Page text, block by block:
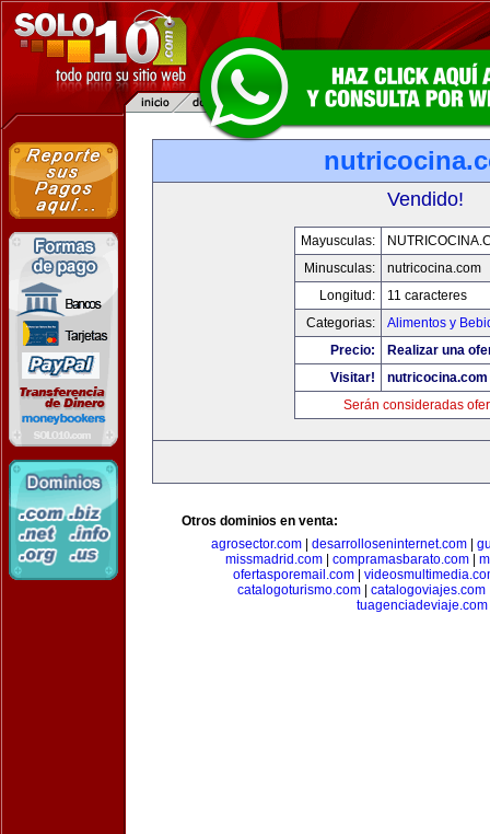
Vendido!
Mayusculas:
Minusculas:
nutricocina.com
Longitud:
11 caracteres
Categorias:
Alimentos y
Precio:
Realizar una
Visitar!
nutricocina.com
Serán consideradas
Otros dominios en venta:
agrosector.com
desarrolloseninternet.com
missmadrid.com| compramasbarato.com|
ofertasporemail.com
catalogoturismo.com
catalogoviajes.com
tuagenciadeviaje.com